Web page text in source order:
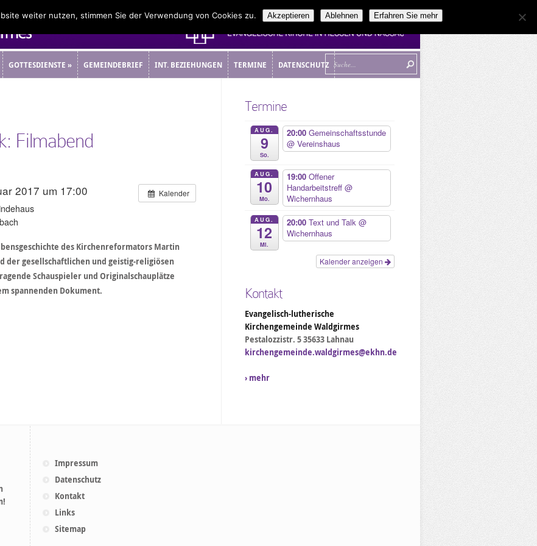
GOTTESDIENSTE » GEMEINDEBRIEF INT. BEZIEHUNGEN TERMINE DATENSCHUTZ
Filmabend
Kalender
2017 um 17:00
des Kirchenreformators Martin
der gesellschaftlichen und geistig-religiösen
Schauspieler und Originalschauplätze
spannenden Dokument.
Termine
AUG.
9
So.
20:00 Gemeinschaftsstunde
@ Vereinshaus
AUG.
10
Mo.
19:00 Offener
Handarbeitstreff @
Wichernhaus
AUG.
12
Mi.
20:00 Text und Talk @
Wichernhaus
Kalender anzeigen
Kontakt
Evangelisch-lutherische
Kirchengemeinde Waldgirmes
Pestalozzistr. 5 35633 Lahnau
kirchengemeinde.waldgirmes@ekhn.de
› mehr
Impressum
Datenschutz
Kontakt
Links
Sitemap
weiter nutzen, stimmen Sie der Verwendung von Cookies zu. Akzeptieren Ablehnen Erfahren Sie mehr